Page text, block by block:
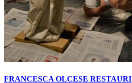
FRANCESCA OLCESE RESTAURI